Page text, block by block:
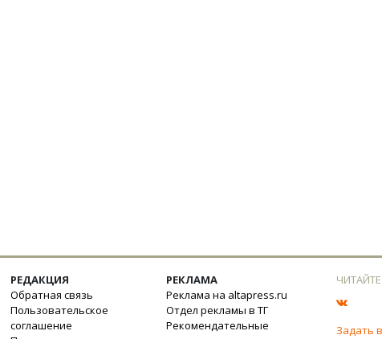
РЕДАКЦИЯ
Обратная связь
Пользовательское
соглашение
РЕКЛАМА
Реклама на altapress.ru
Отдел рекламы в ТГ
Рекомендательные
Задать